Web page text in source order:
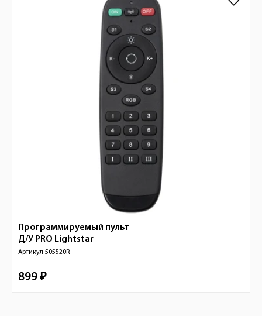
Программируемый пульт
Д/У PRO Lightstar
Артикул 505520R
899 ₽